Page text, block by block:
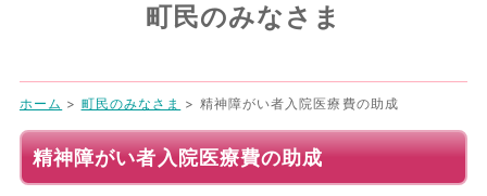
町民のみなさま
ホーム > 町民のみなさま > 精神障がい者入院医療費の助成
精神障がい者入院医療費の助成